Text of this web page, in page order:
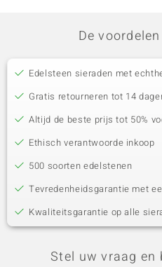
De
Edelsteen sieraden met
Gratis retourneren tot 14
Altijd de beste prijs tot 50%
Ethisch verantwoorde inkoop
500 soorten edelstenen
Tevredenheidsgarantie met
Kwaliteitsgarantie op alle
Stel uw vraag